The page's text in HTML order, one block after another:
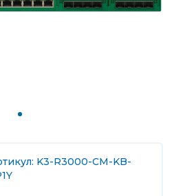
K3-R3000-CM-KB-